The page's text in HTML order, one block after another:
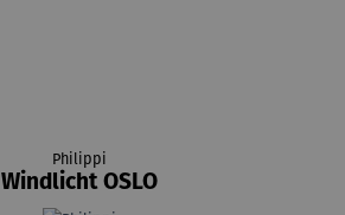
Philippi
Windlicht OSLO